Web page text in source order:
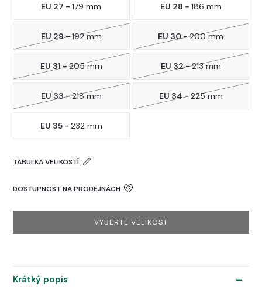
EU 27 -179 mm EU 28 - 186 mm
EU 29 -192 mm EU 30 -200 mm
EU 31 -205 mm EU 32 -213 mm
EU 33 -218 mm EU 34 -225 mm
EU 35 - 232 mm
TABULKA VELIKOSTÍ
DOSTUPNOST NA PRODEJNÁCH
VYBERTE VELIKOST
Krátký popis